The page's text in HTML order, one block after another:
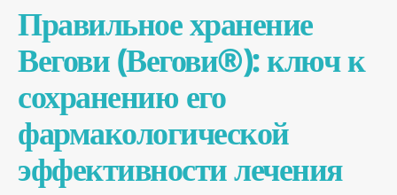
Правильное хранение
Вегови (Вегови®): ключ к
сохранению его
фармакологической
эффективности лечения